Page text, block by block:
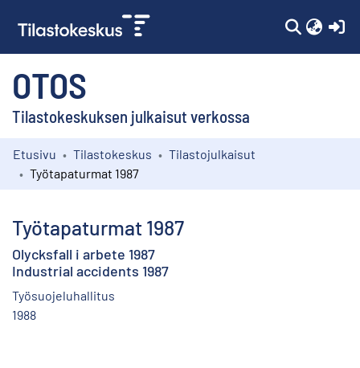
OTOS
Tilastokeskuksen julkaisut verkossa
Kokoelmat
Etusivu Tilastokeskus
Tilastojulkaisut
Työtapaturmat 1987
Työtapaturmat 1987
Olycksfall i arbete 1987
Industrial accidents 1987
Työsuojeluhallitus
1988